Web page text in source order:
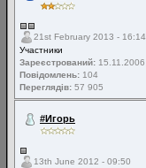
21st February 2013 - 16:14
Участники
Зареєстрований: 15.11.2006
Повідомлень: 104
Переглядів: 57 905
#Игорь
13th June 2012 - 09:50